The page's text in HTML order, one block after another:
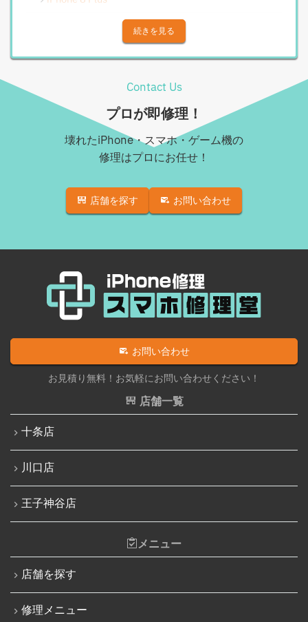
Androidその他部品修理
Androidロゴループ、システム復旧
Android基板破損修理（軽度）
良）
iPadバッテリー交換
iPad液晶パネル交換修理（画面表示不良）
iPad水没洗浄作業
iPadその他部品修理
Nintendo Switch修理実績
Nintendo Switchその他部品修理
Nintendo Switchバッテリー交換
Nintendo Siwtch充電コネクタ修理
Nintendo Switchタッチパネル修理交換
Nintendo Switchゲームカードスロット修理
Nintendo Switch SDカードスロット修理
Nintendo Switch基板破損修理（軽度）
Nintendo Switch基板破損修理（重度）
iPhone XR
iPhone 11 Pro
iPhone SE（第2世代）
iPhone 12 Pro
iPhone 12 mini
iPhone 12 Pro Max
iPhone 13 Pro
iPhone 13 Pro Max
iPhone SE（第3世代）
iPhone 14
iPhone 14 Pro
iPhone 14 Pro Max
iPhone 15
iPhone 15 Pro
続きを見る
Contact Us
プロが即修理！
壊れたiPhone・スマホ・ゲーム機の
修理はプロにお任せ！
店舗を探す お問い合わせ
お問い合わせ
お見積り無料！お気軽にお問い合わせください！
店舗一覧
十条店
川口店
王子神谷店
メニュー
店舗を探す
修理メニュー